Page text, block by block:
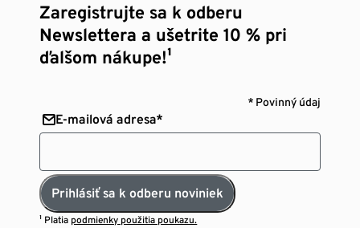
Zaregistrujte sa k odberu
Newslettera a ušetrite 10 % pri
ďalšom nákupe!¹
* Povinný údaj
E-mailová adresa*
Prihlásiť sa k odberu noviniek
¹ Platia podmienky použitia poukazu.